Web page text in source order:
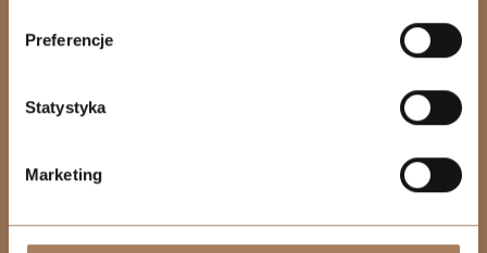
Preferencje
Statystyka
Marketing
KATOWICE
KRAKÓW